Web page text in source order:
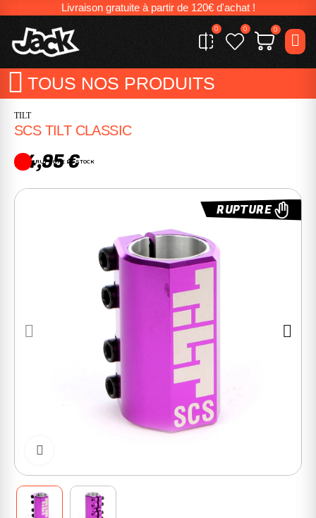
Livraison gratuite à partir de 120€ d'achat !
0 0 0
TOUS NOS PRODUITS
TILT
SCS TILT CLASSIC
84,95 €
RUPTURE DE STOCK
RUPTURE